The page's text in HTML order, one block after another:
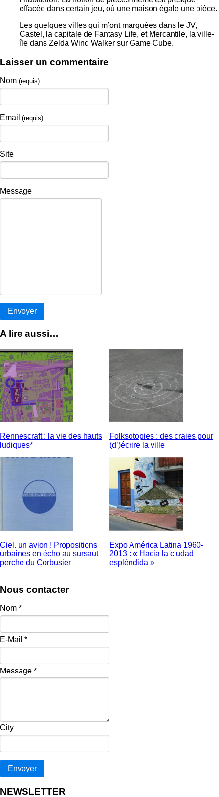
effacée dans certain jeu, où une maison égale une pièce.
Les quelques villes qui m’ont marquées dans le JV,
Castel, la capitale de Fantasy Life, et Mercantile, la ville-
île dans Zelda Wind Walker sur Game Cube.
Laisser un commentaire
Nom (requis)
Email (requis)
Site
Message
A lire aussi…
Rennescraft : la vie des hauts
ludiques*
Folksotopies : des craies pour
(d’)écrire la ville
Ciel, un avion ! Propositions
urbaines en écho au sursaut
perché du Corbusier
Expo América Latina 1960-
2013 : « Hacia la ciudad
espléndida »
Nous contacter
Nom *
E-Mail *
Message *
City
Envoyer
NEWSLETTER